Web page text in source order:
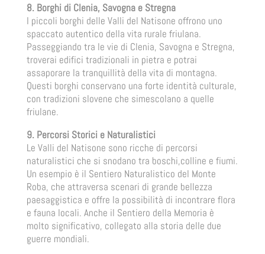
8. Borghi di Clenia, Savogna e Stregna
I piccoli borghi delle Valli del Natisone offrono uno
spaccato autentico della vita rurale friulana.
Passeggiando tra le vie di Clenia, Savogna e Stregna,
troverai edifici tradizionali in pietra e potrai
assaporare la tranquillità della vita di montagna.
Questi borghi conservano una forte identità culturale,
con tradizioni slovene che simescolano a quelle
friulane.
9. Percorsi Storici e Naturalistici
Le Valli del Natisone sono ricche di percorsi
naturalistici che si snodano tra boschi,colline e fiumi.
Un esempio è il Sentiero Naturalistico del Monte
Roba, che attraversa scenari di grande bellezza
paesaggistica e offre la possibilità di incontrare flora
e fauna locali. Anche il Sentiero della Memoria è
molto significativo, collegato alla storia delle due
guerre mondiali.